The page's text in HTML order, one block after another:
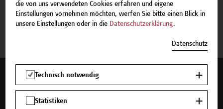
Jetzt anmelden
Mehr Infos gewünscht?
die von uns verwendeten Cookies erfahren und eigene
Einstellungen vornehmen möchten, werfen Sie bitte einen Blick in
unsere Einstellungen oder in die Datenschutzerklärung.
Datenschutz
Technisch notwendig
Statistiken